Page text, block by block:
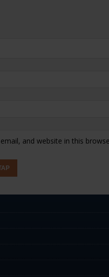
and website in this